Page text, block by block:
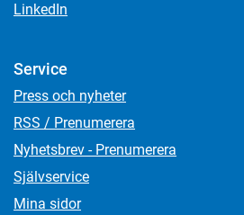
LinkedIn
Service
Press och nyheter
RSS / Prenumerera
Nyhetsbrev - Prenumerera
Självservice
Mina sidor